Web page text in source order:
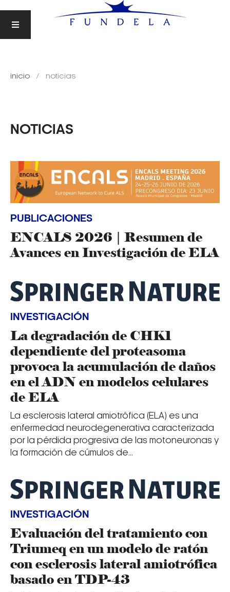
inicio noticias
NOTICIAS
PUBLICACIONES
ENCALS 2026 | Resumen de
Avances en Investigación de ELA
INVESTIGACIÓN
La degradación de CHK1
dependiente del proteasoma
provoca la acumulación de daños
en el ADN en modelos celulares
de ELA
La esclerosis lateral amiotrófica (ELA) es una
enfermedad neurodegenerativa caracterizada
por la pérdida progresiva de las motoneuronas y
la formación de cúmulos de...
INVESTIGACIÓN
Evaluación del tratamiento con
Triumeq en un modelo de ratón
con esclerosis lateral amiotrófica
basado en TDP-43